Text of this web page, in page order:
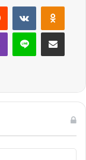
Reddit VKontakte
Viber Line E-Posta ile